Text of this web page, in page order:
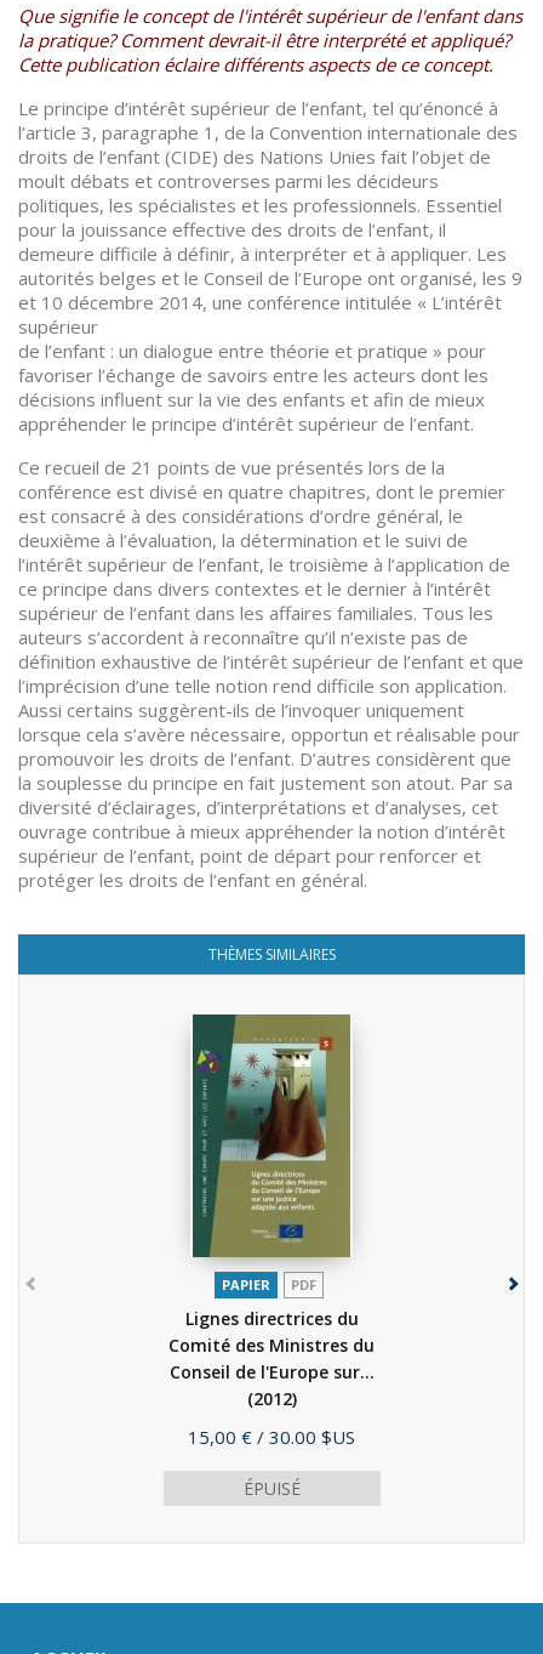
Que signifie le concept de l'intérêt supérieur de l'enfant dans
la pratique? Comment devrait-il être interprété et appliqué?
Cette publication éclaire différents aspects de ce concept.
Le principe d’intérêt supérieur de l’enfant, tel qu’énoncé à
l’article 3, paragraphe 1, de la Convention internationale des
droits de l’enfant (CIDE) des Nations Unies fait l’objet de
moult débats et controverses parmi les décideurs
politiques, les spécialistes et les professionnels. Essentiel
pour la jouissance effective des droits de l’enfant, il
demeure difficile à définir, à interpréter et à appliquer. Les
autorités belges et le Conseil de l’Europe ont organisé, les 9
et 10 décembre 2014, une conférence intitulée « L’intérêt
supérieur
de l’enfant : un dialogue entre théorie et pratique » pour
favoriser l’échange de savoirs entre les acteurs dont les
décisions influent sur la vie des enfants et afin de mieux
appréhender le principe d’intérêt supérieur de l’enfant.
Ce recueil de 21 points de vue présentés lors de la
conférence est divisé en quatre chapitres, dont le premier
est consacré à des considérations d’ordre général, le
deuxième à l’évaluation, la détermination et le suivi de
l’intérêt supérieur de l’enfant, le troisième à l’application de
ce principe dans divers contextes et le dernier à l’intérêt
supérieur de l’enfant dans les affaires familiales. Tous les
auteurs s’accordent à reconnaître qu’il n’existe pas de
définition exhaustive de l’intérêt supérieur de l’enfant et que
l’imprécision d’une telle notion rend difficile son application.
Aussi certains suggèrent-ils de l’invoquer uniquement
lorsque cela s’avère nécessaire, opportun et réalisable pour
promouvoir les droits de l’enfant. D’autres considèrent que
la souplesse du principe en fait justement son atout. Par sa
diversité d’éclairages, d’interprétations et d’analyses, cet
ouvrage contribue à mieux appréhender la notion d’intérêt
supérieur de l’enfant, point de départ pour renforcer et
protéger les droits de l’enfant en général.
THÈMES SIMILAIRES
PAPIER PDF
Lignes directrices du
Comité des Ministres du
Conseil de l'Europe sur...
(2012)
Prix
15,00 € / 30.00 $US
ÉPUISÉ